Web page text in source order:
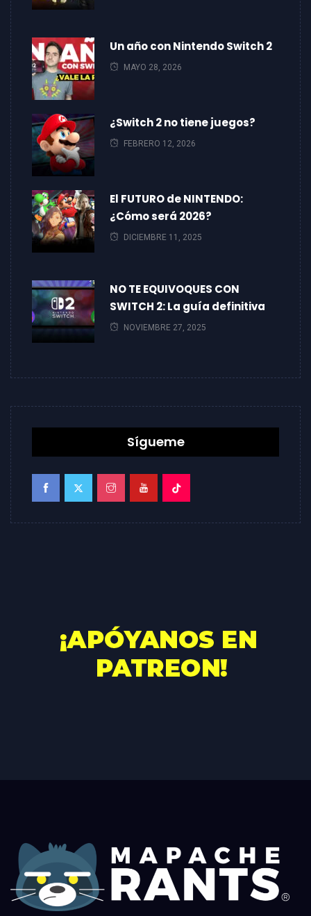
Un año con Nintendo Switch 2
MAYO 28, 2026
¿Switch 2 no tiene juegos?
FEBRERO 12, 2026
El FUTURO de NINTENDO:
¿Cómo será 2026?
DICIEMBRE 11, 2025
NO TE EQUIVOQUES CON
SWITCH 2: La guía definitiva
NOVIEMBRE 27, 2025
Sígueme